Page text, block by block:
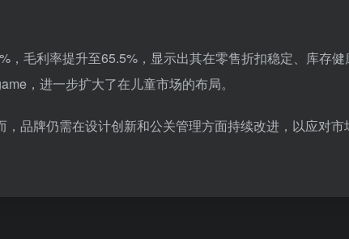
毛利率提升至65.5%，显示出其在零售折扣稳定、库存
，进一步扩大了在儿童市场的布局。
品牌仍需在设计创新和公关管理方面持续改进，以应对市